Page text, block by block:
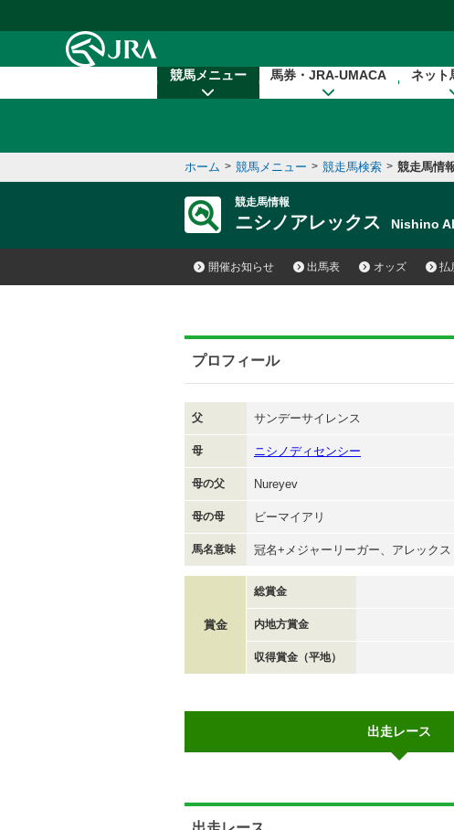
競馬メニュー 馬券・JRA-UMACA ネット
ホーム > 競馬メニュー > 競走馬検索 > 競走馬情
競走馬情報
ニシノアレックス Nishino
開催お知らせ 出馬表 オッズ 払
プロフィール
父 サンデーサイレンス
母 ニシノディセンシー
母の父 Nureyev
母の母 ビーマイアリ
馬名意味 冠名+メジャーリーガー、アレックス
賞金
総賞金
内地方賞金
収得賞金（平地）
出走レース